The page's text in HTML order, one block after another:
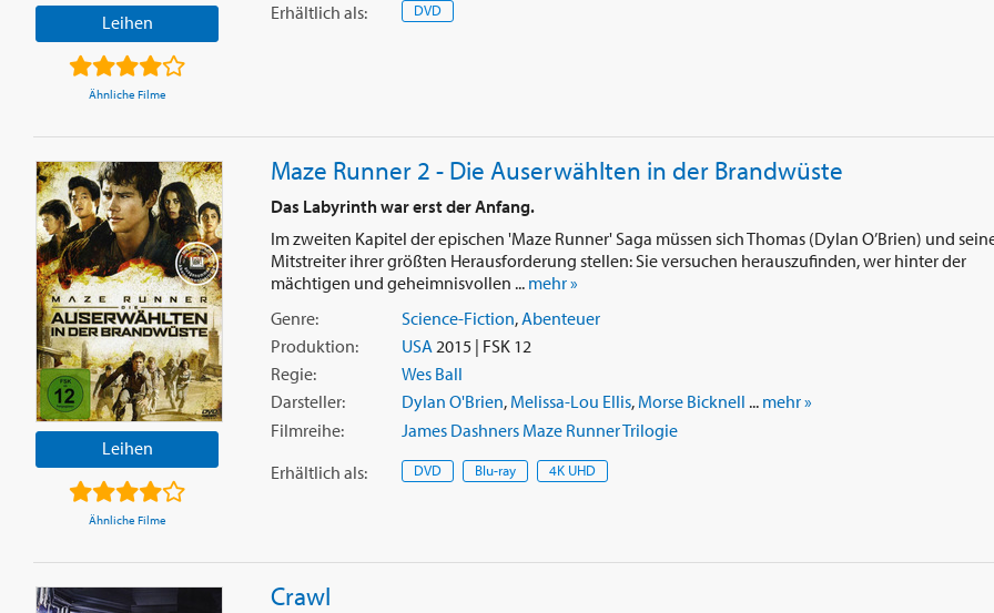
Leihen
Ähnliche Filme
Erhältlich als: DVD
Leihen
Ähnliche Filme
Maze Runner 2 - Die Auserwählten in der Brandwüste
Das Labyrinth war erst der Anfang.
Im zweiten Kapitel der epischen 'Maze Runner' Saga müssen sich Thomas (Dylan O’Brien) und
Mitstreiter ihrer größten Herausforderung stellen: Sie versuchen herauszufinden, wer hinter der
mächtigen und geheimnisvollen ... mehr »
Genre:
Science-Fiction,Abenteuer
Produktion:
USA2015 | FSK 12
Regie:
Wes Ball
Darsteller:
Dylan O'Brien, Melissa-Lou Ellis, Morse Bicknell ... mehr »
Filmreihe:
James Dashners Maze Runner Trilogie
Erhältlich als: DVD Blu-ray 4K UHD
Crawl